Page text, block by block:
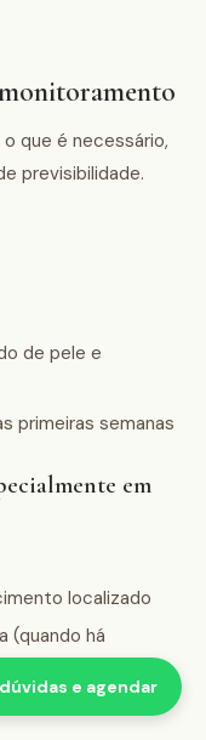
que é necessário,
previsibilidade.
de pele e
primeiras semanas
em
localizado
(quando há
e agendar